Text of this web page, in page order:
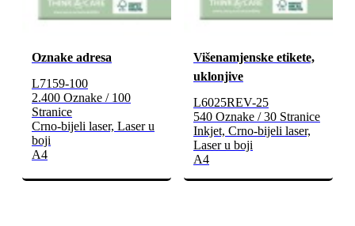
Oznake adresa
L7159-100
2.400 Oznake / 100
Stranice
Crno-bijeli laser, Laser u
boji
A4
Višenamjenske etikete,
uklonjive
L6025REV-25
540 Oznake / 30 Stranice
Inkjet, Crno-bijeli laser,
Laser u boji
A4